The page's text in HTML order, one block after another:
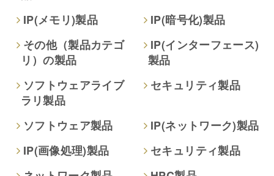
IP(メモリ)製品
IP(暗号化)製品
その他（製品カテゴ
リ）の製品
IP(インターフェース)
製品
ソフトウェアライブ
ラリ製品
セキュリティ製品
ソフトウェア製品
IP(ネットワーク)製品
IP(画像処理)製品
セキュリティ製品